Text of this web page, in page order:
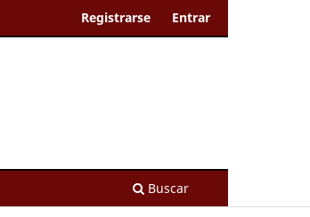
Buscar
Registrarse Entrar